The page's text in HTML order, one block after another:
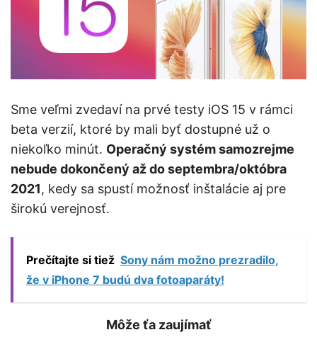
Sme veľmi zvedaví na prvé testy iOS 15 v rámci
beta verzií, ktoré by mali byť dostupné už o
niekoľko minút. Operačný systém samozrejme
nebude dokončený až do septembra/októbra
2021, kedy sa spustí možnosť inštalácie aj pre
širokú verejnosť.
Prečítajte si tiež Sony nám možno prezradilo,
že v iPhone 7 budú dva fotoaparáty!
Môže ťa zaujímať